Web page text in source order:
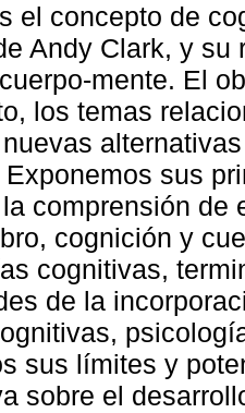
el concepto de
Andy Clark, y su
mente. El
los temas
Exponemos sus
comprensión de
cognición y
cognitivas,
de la
sus límites y
sobre el